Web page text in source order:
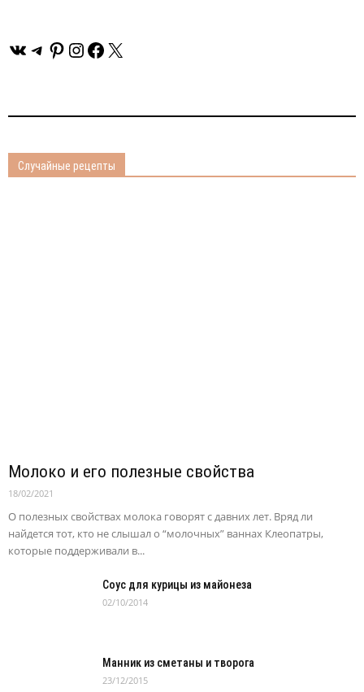
ВКонтакте
Telegram
Pinterest
Instagram
Facebook
X
Случайные рецепты
Молоко и его полезные свойства
18/02/2021
О полезных свойствах молока говорят с давних лет. Вряд ли
найдется тот, кто не слышал о “молочных” ваннах Клеопатры,
которые поддерживали в...
Cоус для курицы из майонеза
02/10/2014
Манник из сметаны и творога
23/12/2015